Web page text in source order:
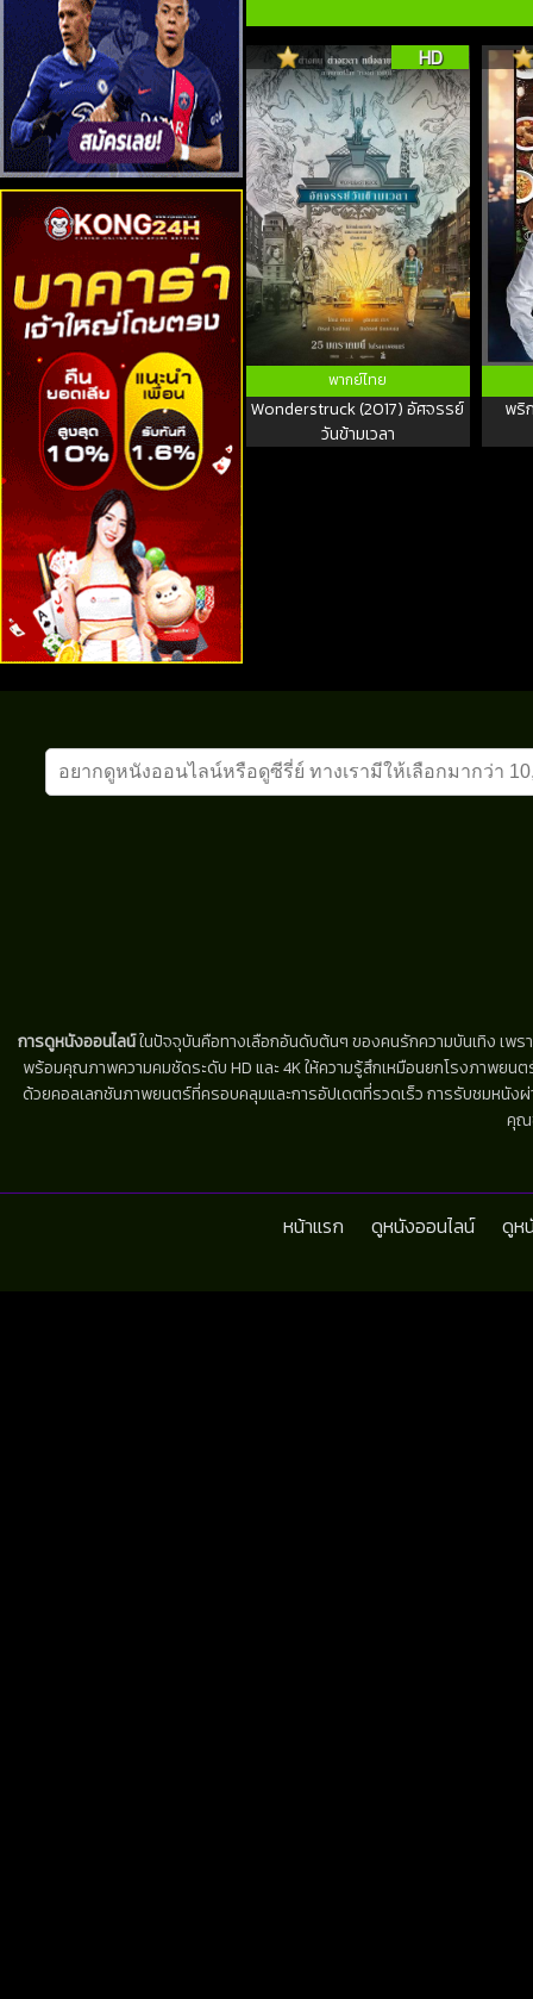
HD
พากย์ไทย
Wonderstruck (2017) อัศจรรย์
วันข้ามเวลา
พริ
การดูหนังออนไลน์ในปัจจุบันคือทางเลือกอันดับต้นๆ ของคนรักความบันเทิง เพร
พร้อมคุณภาพความคมชัดระดับ HD และ 4K ให้ความรู้สึกเหมือนยกโรงภาพยน
ด้วยคอลเลกชันภาพยนตร์ที่ครอบคลุมและการอัปเดตที่รวดเร็ว การรับชมหนัง
คุณ
หน้าแรก ดูหนังออนไลน์ ดูห